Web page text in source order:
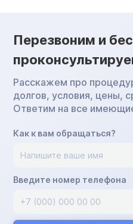
Перезвоним и
Расскажем про
долгов, условия, цены,
Ответим на все
Как к вам обращаться?
Введите номер телефона